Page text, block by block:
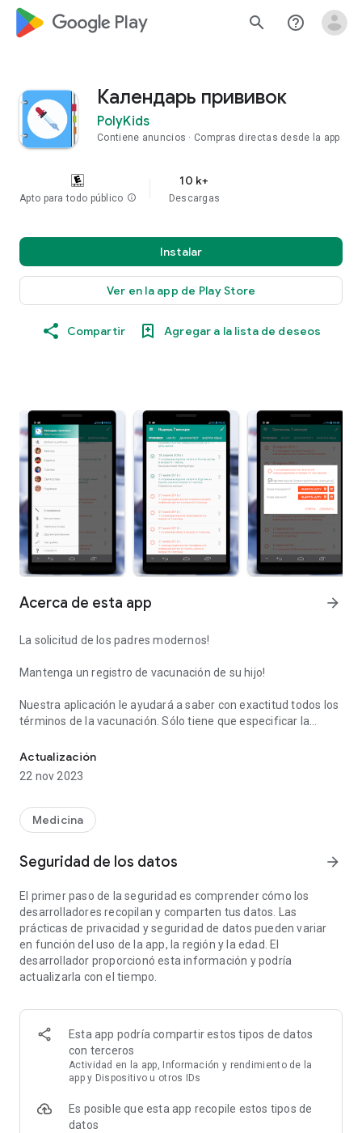
google_logo Play search help_outline
Календарь прививок
PolyKids
Contiene anuncios Compras directas desde la app
Apto para todo público info
10 k+
Descargas
Instalar
Ver en la app de Play Store
Compartir Agregar a la lista de deseos
Acerca de esta app arrow_forward
La solicitud de los padres modernos!
Mantenga un registro de vacunación de su hijo!
Nuestra aplicación le ayudará a saber con exactitud todos los
términos de la vacunación. Sólo tiene que especificar la
cálculo de la fecha de designación de las vacunas. Este
calendario no se tiene en cuenta el estado de salud, por lo
edad óptima de vacunación.
edad del niño;
- La posibilidad de especificar la fecha prevista para la
vacunación;
- La capacidad de retener información sobre el nombre de la
vacuna;
- La capacidad de retener información sobre las reacciones
- Información útil sobre los diferentes vacunación;
- Calendario visual individual de la vacunación.
Recuerde que cualquier vacunación se lleva a cabo sólo
después de consultar con el pediatra!
Actualización
22 nov 2023
Medicina
Seguridad de los datos arrow_forward
El primer paso de la seguridad es comprender cómo los
desarrolladores recopilan y comparten tus datos. Las
prácticas de privacidad y seguridad de datos pueden variar
en función del uso de la app, la región y la edad. El
desarrollador proporcionó esta información y podría
actualizarla con el tiempo.
Esta app podría compartir estos tipos de datos
con terceros
Actividad en la app, Información y rendimiento de la
app y Dispositivo u otros IDs
Es posible que esta app recopile estos tipos de
datos